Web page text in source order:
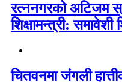
रत्ननगरको अटिजम
शिक्षामन्त्री: समावेशी
चितवनमा जंगली